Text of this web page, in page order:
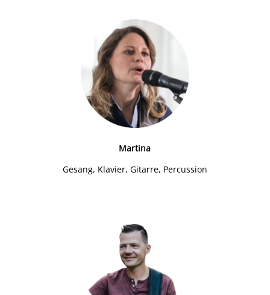
Martina
Gesang, Klavier, Gitarre, Percussion